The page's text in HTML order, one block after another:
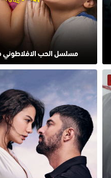
مسلسل الحب الافلاطوني